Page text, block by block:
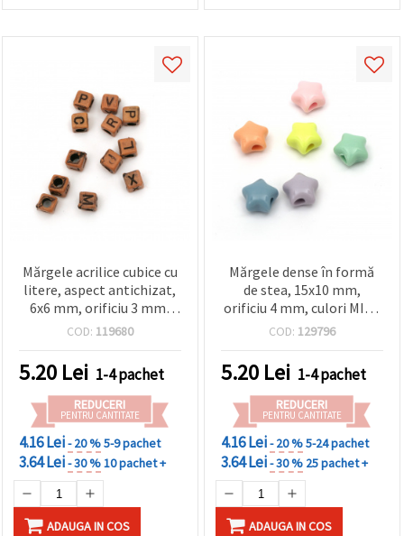
Mărgele acrilice cubice cu
litere, aspect antichizat,
6x6 mm, orificiu 3 mm,
portocalii, 50 g (~230 buc.)
COD: 119680
5.20 Lei 1-4 pachet
REDUCERI
PENTRU CANTITATE
4.16 Lei- 20 %5-9 pachet
3.64 Lei- 30 %10 pachet +
ADAUGA IN COS
Mărgele dense în formă
de stea, 15x10 mm,
orificiu 4 mm, culori MIX -
20 g (~20 buc.)
COD: 129796
5.20 Lei 1-4 pachet
REDUCERI
PENTRU CANTITATE
4.16 Lei- 20 %5-24 pachet
3.64 Lei- 30 % 25 pachet +
ADAUGA IN COS